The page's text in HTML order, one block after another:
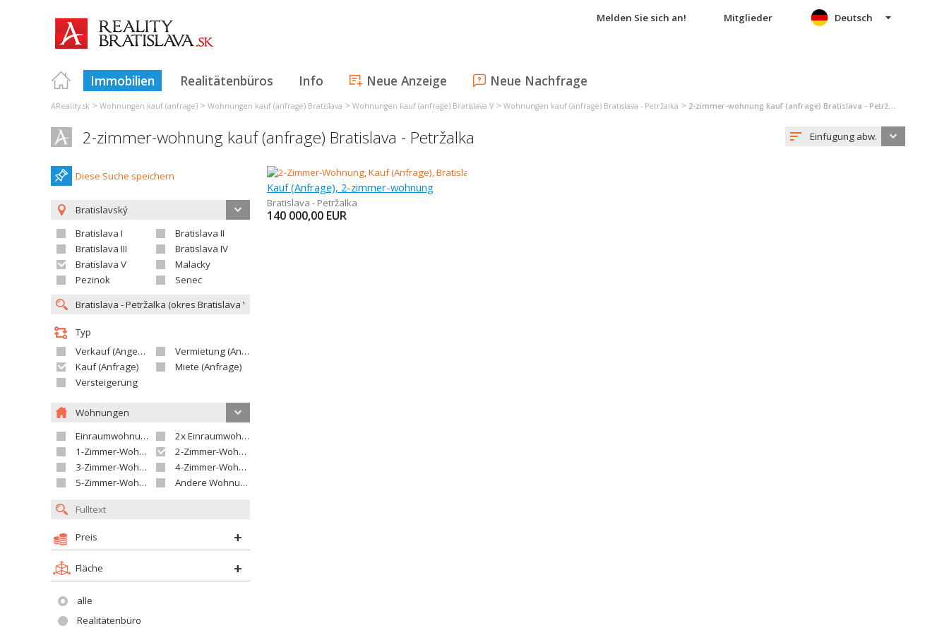
Melden Sie sich an! Mitglieder
Immobilien Realitätenbüros Info Neue Anzeige Neue Nachfrage
Deutsch
AReality.sk > Wohnungen kauf (anfrage) > Wohnungen kauf (anfrage) Bratislava > Wohnungen kauf (anfrage) Bratislava V > Wohnungen kauf (anfrage) Bratislava - Petržalka > 2-zimmer-wohnung kauf (anfrage) Bratislava - Petržalka
2-zimmer-wohnung kauf (anfrage) Bratislava - Petržalka Einfügung abw.
Diese Suche speichern
Bratislavský
Bratislava I
Bratislava II
Bratislava III
Bratislava IV
Bratislava V
Malacky
Pezinok
Senec
Typ
Verkauf (Angebot)
Vermietung (Angebot)
Kauf (Anfrage)
Miete (Anfrage)
Versteigerung
Wohnungen
Einraumwohnung
2x Einraumwohnung
1-Zimmer-Wohnung
2-Zimmer-Wohnung
3-Zimmer-Wohnung
4-Zimmer-Wohnung
5-Zimmer-Wohnung und größer
Andere Wohnung
Preis
Fläche
alle
Realitätenbüro
Kauf (Anfrage), 2-zimmer-wohnung
Bratislava - Petržalka
140 000,00 EUR